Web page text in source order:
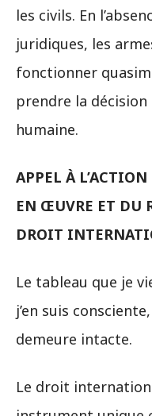
les civils. En
juridiques, les
fonctionner
prendre la
humaine.
APPEL À
EN ŒUVRE ET DU
DROIT
Le tableau que je
j’en suis
demeure intacte.
Le droit